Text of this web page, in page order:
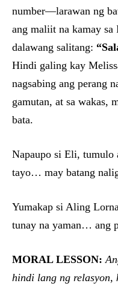
number—larawan ng
ang maliit na kamay
dalawang salitang:
Hindi galing kay
nagsabing ang perang
gamutan, at sa wakas,
bata.
Napaupo si Eli,
tayo… may batang
Yumakap si Aling
tunay na yaman… ang
MORAL LESSON:
hindi lang ng relasyon,